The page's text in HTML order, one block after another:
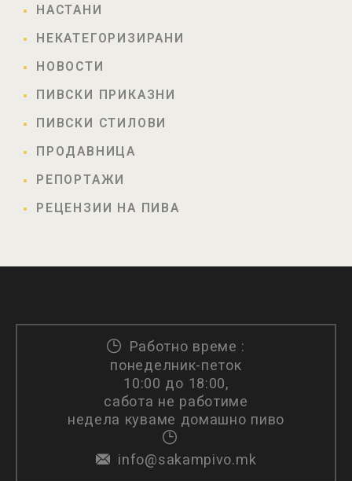
НАСТАНИ
НЕКАТЕГОРИЗИРАНИ
НОВОСТИ
ПИВСКИ ПРИКАЗНИ
ПИВСКИ СТИЛОВИ
ПРОДАВНИЦА
РЕПОРТАЖИ
РЕЦЕНЗИИ НА ПИВА
Работно време :
понеделник-петок
10:00 до 18:00,
сабота не работиме
недела куваме домашно пиво
info@sakampivo.mk